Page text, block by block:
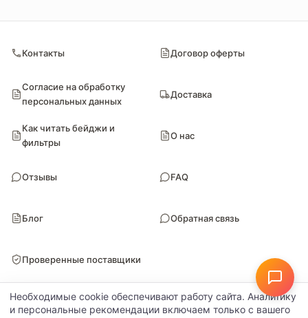
Контакты Договор оферты
Согласие на обработку
персональных данных
Доставка
Как читать бейджи и
фильтры
О нас
Отзывы FAQ
Блог Обратная связь
Проверенные поставщики
© Поставкин 2026ООО «Блитури» · ИНН 9102052170 · ОГРН 1149102107461
Необходимые cookie обеспечивают работу сайта. Аналитику
и персональные рекомендации включаем только с вашего